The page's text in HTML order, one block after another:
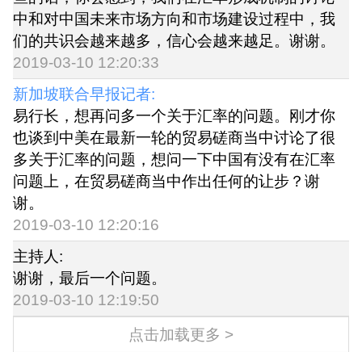
中和对中国未来市场方向和市场建设过程中，我
们的共识会越来越多，信心会越来越足。谢谢。
2019-03-10 12:20:33
新加坡联合早报记者:
易行长，想再问多一个关于汇率的问题。刚才你
也谈到中美在最新一轮的贸易磋商当中讨论了很
多关于汇率的问题，想问一下中国有没有在汇率
问题上，在贸易磋商当中作出任何的让步？谢
谢。
2019-03-10 12:20:16
主持人:
谢谢，最后一个问题。
2019-03-10 12:19:50
点击加载更多 >